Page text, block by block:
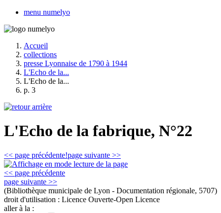
menu numelyo
Accueil
collections
presse Lyonnaise de 1790 à 1944
L'Echo de la...
L'Echo de la...
p. 3
L'Echo de la fabrique, N°22
<< page précédente!page suivante >>
<< page précédente
page suivante >>
(Bibliothèque municipale de Lyon - Documentation régionale, 5707)
droit d'utilisation : Licence Ouverte-Open Licence
aller à la :